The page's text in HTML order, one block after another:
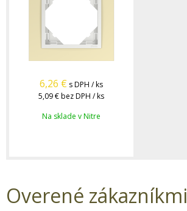
6,26 € s DPH / ks
5,09 €bez DPH / ks
Na sklade v Nitre
Overené zákazníkmi